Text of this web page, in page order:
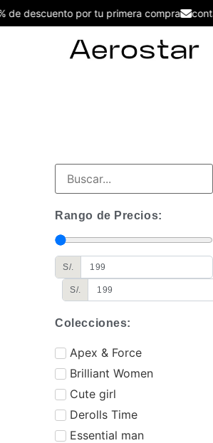
5% de descuento por tu primera compra
Rango de Precios:
S/.
S/.
Colecciones:
⁠Apex & Force
Brilliant Women
Cute girl
Derolls Time
⁠Essential man